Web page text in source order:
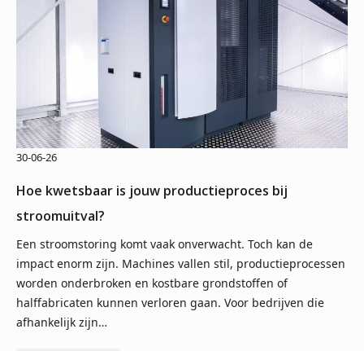
Hoe kwetsbaar is jouw productieproces bij
stroomuitval?
30-06-26
Een stroomstoring komt vaak onverwacht. Toch kan de
impact enorm zijn. Machines vallen stil, productieprocessen
worden onderbroken en kostbare grondstoffen of
halffabricaten kunnen verloren gaan. Voor bedrijven die
afhankelijk zijn…